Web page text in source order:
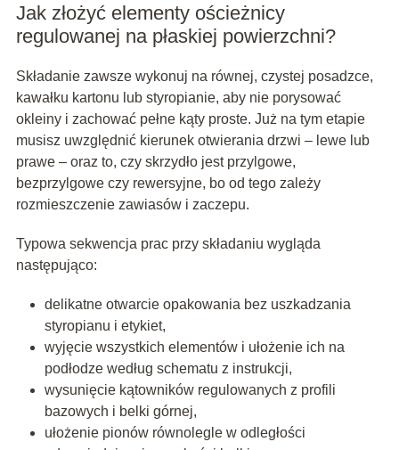
Jak złożyć elementy ościeżnicy
regulowanej na płaskiej powierzchni?
Składanie zawsze wykonuj na równej, czystej posadzce,
kawałku kartonu lub styropianie, aby nie porysować
okleiny i zachować pełne kąty proste. Już na tym etapie
musisz uwzględnić kierunek otwierania drzwi – lewe lub
prawe – oraz to, czy skrzydło jest przylgowe,
bezprzylgowe czy rewersyjne, bo od tego zależy
rozmieszczenie zawiasów i zaczepu.
Typowa sekwencja prac przy składaniu wygląda
następująco:
delikatne otwarcie opakowania bez uszkadzania
styropianu i etykiet,
wyjęcie wszystkich elementów i ułożenie ich na
podłodze według schematu z instrukcji,
wysunięcie kątowników regulowanych z profili
bazowych i belki górnej,
ułożenie pionów równolegle w odległości